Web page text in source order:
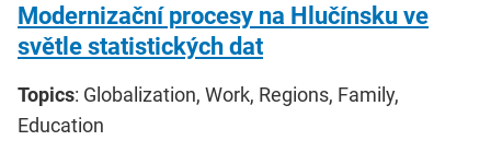
Modernizační procesy na Hlučínsku ve
světle statistických dat
Topics: Globalization, Work, Regions, Family,
Education